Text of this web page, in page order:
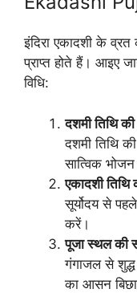
इंदिरा एकादशी के
प्राप्त होते हैं। आइए
विधि:
दशमी तिथि की
दशमी तिथि
सात्विक
एकादशी तिथि
सूर्योदय से
करें।
पूजा स्थल की
गंगाजल से
का आसन